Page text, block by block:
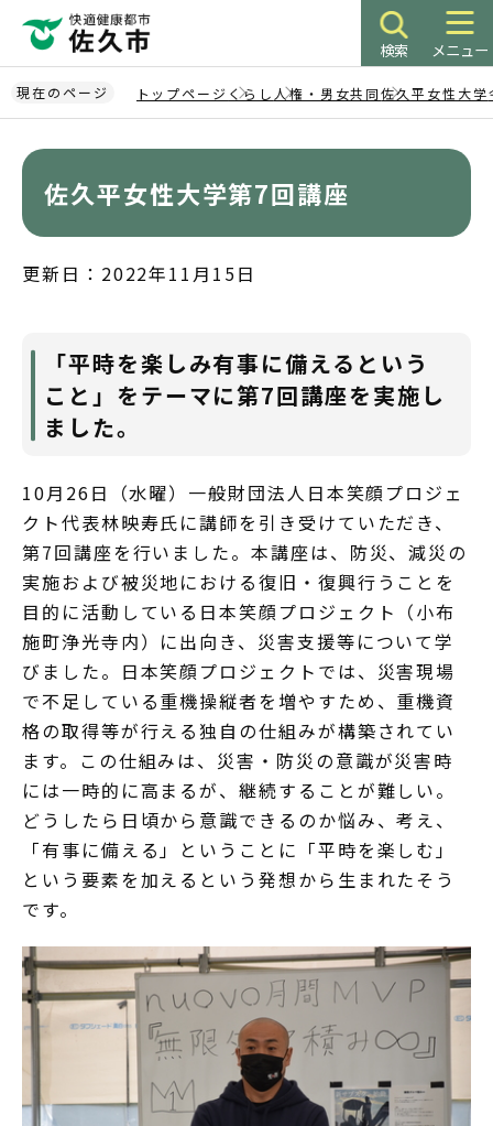
ペ
ー
ジ
検索 メニュー
現在のページ トップページ くらし 人権・男女共同佐久平女性大学
佐久平女性大学第7回講座
更新日：2022年11月15日
「平時を楽しみ有事に備えるという
こと」をテーマに第7回講座を実施し
ました。
10月26日（水曜）一般財団法人日本笑顔プロジェ
クト代表林映寿氏に講師を引き受けていただき、
第7回講座を行いました。本講座は、防災、減災の
実施および被災地における復旧・復興行うことを
目的に活動している日本笑顔プロジェクト（小布
施町浄光寺内）に出向き、災害支援等について学
びました。日本笑顔プロジェクトでは、災害現場
で不足している重機操縦者を増やすため、重機資
格の取得等が行える独自の仕組みが構築されてい
ます。この仕組みは、災害・防災の意識が災害時
には一時的に高まるが、継続することが難しい。
どうしたら日頃から意識できるのか悩み、考え、
「有事に備える」ということに「平時を楽しむ」
という要素を加えるという発想から生まれたそう
です。